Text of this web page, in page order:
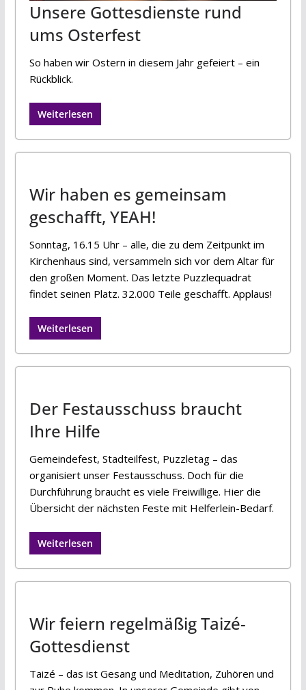
Unsere Gottesdienste rund
ums Osterfest
So haben wir Ostern in diesem Jahr gefeiert – ein
Rückblick.
Weiterlesen
Wir haben es gemeinsam
geschafft, YEAH!
Sonntag, 16.15 Uhr – alle, die zu dem Zeitpunkt im
Kirchenhaus sind, versammeln sich vor dem Altar für
den großen Moment. Das letzte Puzzlequadrat
findet seinen Platz. 32.000 Teile geschafft. Applaus!
Weiterlesen
Der Festausschuss braucht
Ihre Hilfe
Gemeindefest, Stadteilfest, Puzzletag – das
organisiert unser Festausschuss. Doch für die
Durchführung braucht es viele Freiwillige. Hier die
Übersicht der nächsten Feste mit Helferlein-Bedarf.
Weiterlesen
Wir feiern regelmäßig Taizé-
Gottesdienst
Taizé – das ist Gesang und Meditation, Zuhören und